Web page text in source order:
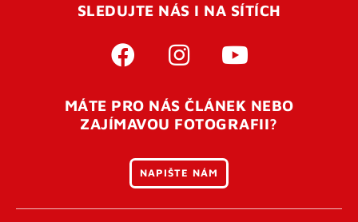
SLEDUJTE NÁS I NA SÍTÍCH
MÁTE PRO NÁS ČLÁNEK NEBO
ZAJÍMAVOU FOTOGRAFII?
NAPIŠTE NÁM